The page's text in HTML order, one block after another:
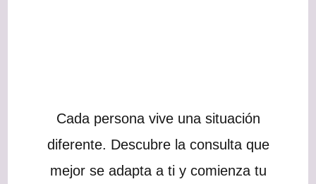
Cada persona vive una situación
diferente. Descubre la consulta que
mejor se adapta a ti y comienza tu